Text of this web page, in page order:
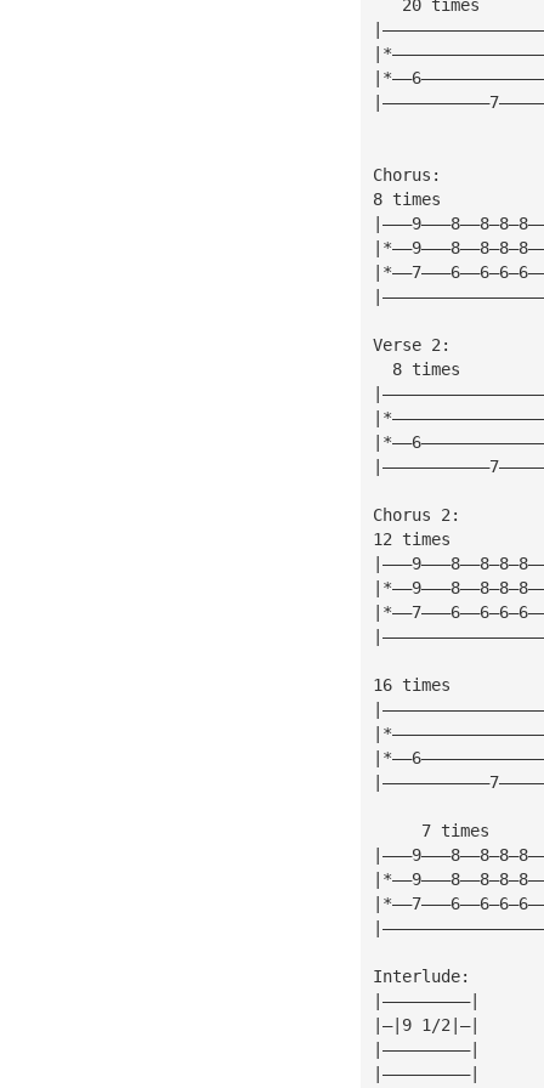
   20 times
Chorus:
8 times
Verse 2:
  8 times
Chorus 2:
12 times
16 times
     7 times
Interlude:
|—————————|
|—|9 1/2|—|
|—————————|
|—————————|